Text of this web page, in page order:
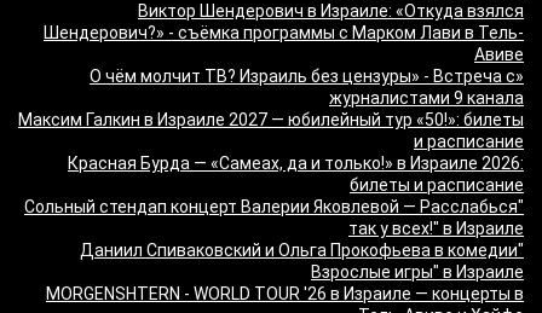
Виктор Шендерович в Израиле: «Откуда взялся
Шендерович?» - съёмка программы с Марком Лави в Тель-
Авиве
«О чём молчит ТВ? Израиль без цензуры» - Встреча с
журналистами 9 канала
Максим Галкин в Израиле 2027 — юбилейный тур «50!»: билеты
и расписание
Красная Бурда — «Самеах, да и только!» в Израиле 2026:
билеты и расписание
"Сольный стендап концерт Валерии Яковлевой — Расслабься
так у всех!" в Израиле
"Даниил Спиваковский и Ольга Прокофьева в комедии
Взрослые игры" в Израиле
MORGENSHTERN - WORLD TOUR '26 в Израиле — концерты в